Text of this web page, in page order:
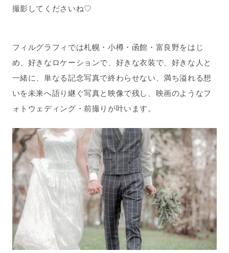
撮影してくださいね♡
フィルグラフィでは札幌・小樽・函館・富良野をはじ
め、好きなロケーションで、好きな衣装で、好きな人と
一緒に、単なる記念写真で終わらせない、満ち溢れる想
いを未来へ語り継ぐ写真と映像で残し、映画のようなフ
ォトウェディング・前撮りが叶います。